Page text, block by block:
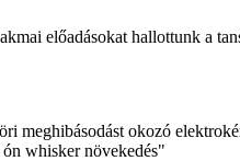
előadásokat hallottunk a
meghibásodást okozó
whisker növekedés"